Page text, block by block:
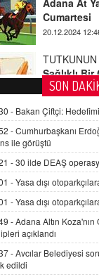
Sağlıklı
Bilinmesi
08.11.2024
FARUK
Tezkere
2 Kasım 2021
AV.
Kişisel
hukukun
15.09.2025
SEHER
Kış Ayları
Alınmalı?
SON
- Bakan Çiftçi:
-Cumhurbaşkanı
ile görüştü
-30 ilde DEAŞ
-Yasa dışı
-Yasa dışı
-Adana Altın
açıklandı
-Avcılar Belediyesi
edildi